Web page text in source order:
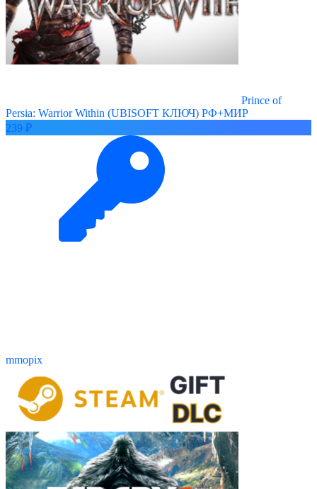
Prince of
Persia: Warrior Within (UBISOFT КЛЮЧ) РФ+МИР
239 ₽
mmopix